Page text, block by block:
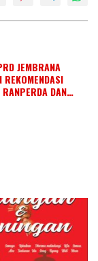
JEMBRANA
REKOMENDASI
DAN